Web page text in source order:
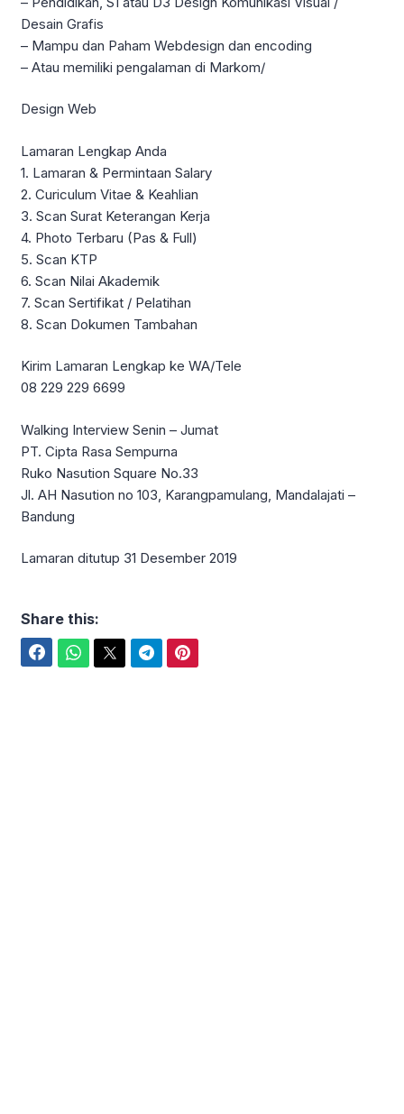
Desain Grafis
– Mampu dan Paham Webdesign dan encoding
– Atau memiliki pengalaman di Markom/
Design Web
Lamaran Lengkap Anda
1. Lamaran & Permintaan Salary
2. Curiculum Vitae & Keahlian
3. Scan Surat Keterangan Kerja
4. Photo Terbaru (Pas & Full)
5. Scan KTP
6. Scan Nilai Akademik
7. Scan Sertifikat / Pelatihan
8. Scan Dokumen Tambahan
Kirim Lamaran Lengkap ke WA/Tele
08 229 229 6699
Walking Interview Senin – Jumat
PT. Cipta Rasa Sempurna
Ruko Nasution Square No.33
Jl. AH Nasution no 103, Karangpamulang, Mandalajati –
Bandung
Lamaran ditutup 31 Desember 2019
Share this: